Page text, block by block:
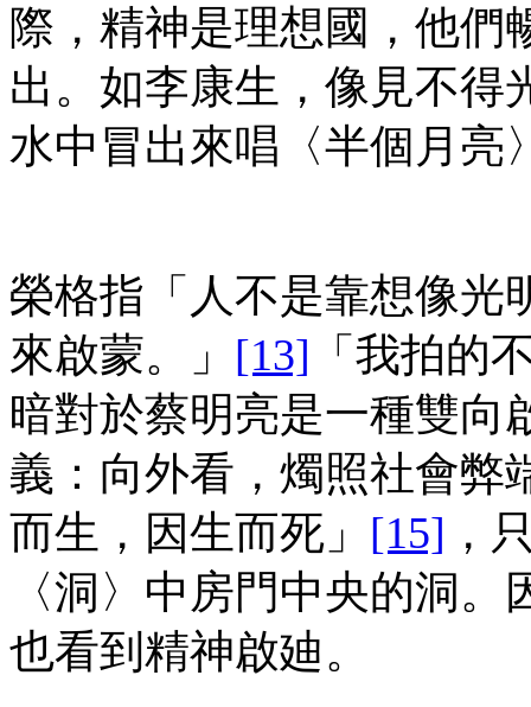
際，精神是理想國，他們
出。如李康生，像見不得
水中冒出來唱〈半個月亮
榮格指「人不是靠想像光
來啟蒙。」 [13] 「我拍的
暗對於蔡明亮是一種雙向
義：向外看，燭照社會弊
而生，因生而死」 [15] ，
〈洞〉中房門中央的洞
也看到精神啟廸。